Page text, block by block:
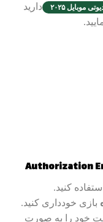
موبایل ۲۰۲۵
دارید
استفاده کنید.
بازی خودداری کنید.
خود را به صورت